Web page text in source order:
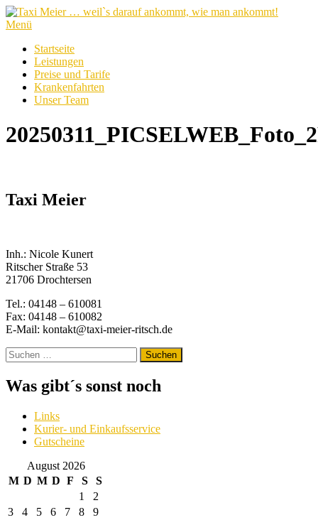
Zum
Inhalt
Menü
Startseite
Leistungen
Preise und Tarife
Krankenfahrten
Unser Team
Taxi Meier
Inh.: Nicole Kunert
Ritscher Straße 53
21706 Drochtersen
Tel.: 04148 – 610081
Fax: 04148 – 610082
E-Mail: kontakt@taxi-meier-ritsch.de
Suchen
nach:
Was gibt´s sonst noch
Links
Kurier- und Einkaufsservice
Gutscheine
August 2026
M D M D F S
S
1
2
3
4 5 6 7 8
9